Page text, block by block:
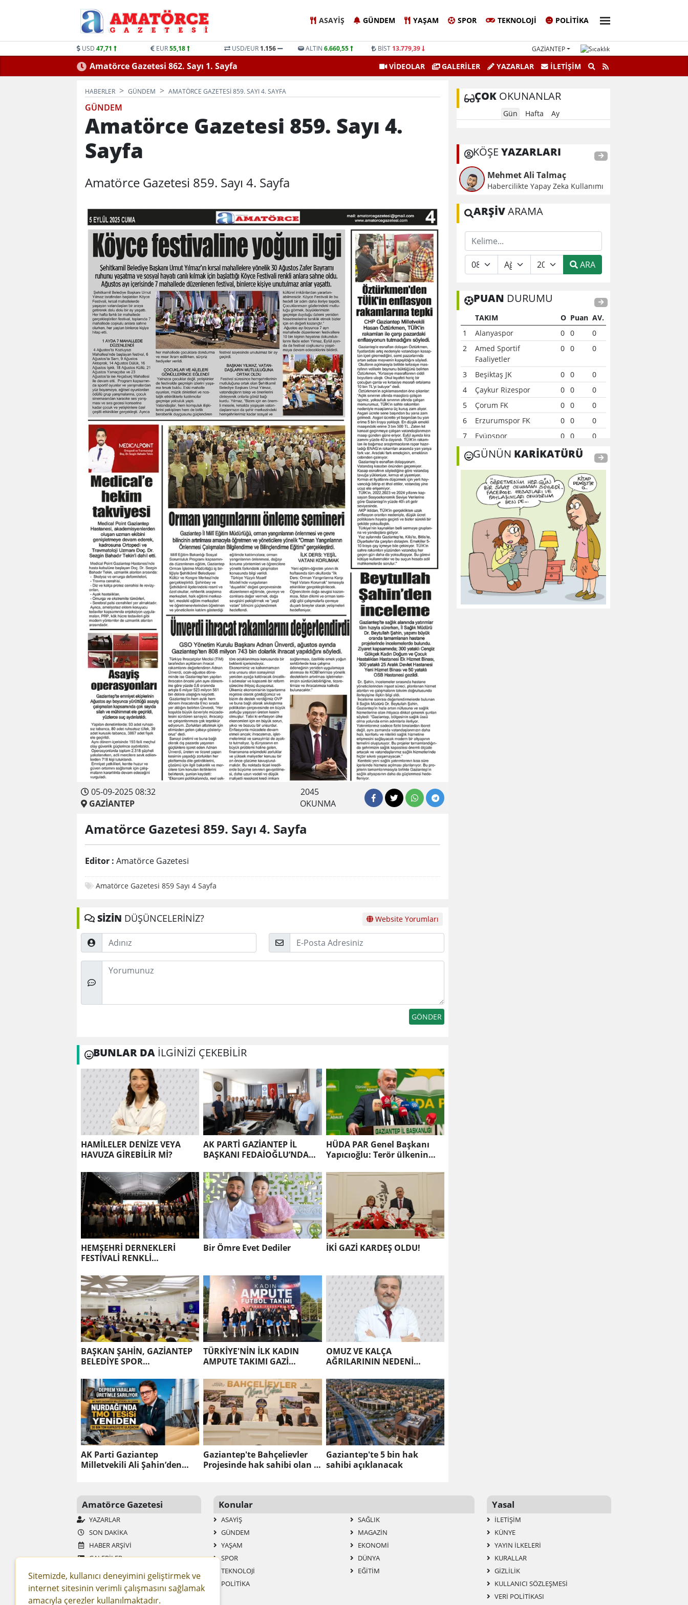
ASAYIŞ GÜNDEM YAŞAM SPOR TEKNOLOJI POLITIKA
USD 47,71 EUR55,18 USD/EUR 1.156 ALTIN 6.660,55 BİST 13.779,39 GAZIANTEP
Amatörce Gazetesi 862. Sayı 2. Sayfa Amatörce Gazetesi 862. Sayı 3. Sayfa Amatörce Gazetesi
VİDEOLAR GALERİLER YAZARLAR İLETIŞIM
HABERLER GÜNDEM AMATÖRCE GAZETESI 859. SAYI 4. SAYFA
GÜNDEM
Amatörce Gazetesi 859. Sayı 4.
Sayfa
Amatörce Gazetesi 859. Sayı 4. Sayfa
05-09-2025 08:32
GAZİANTEP
2045
OKUNMA
Amatörce Gazetesi 859. Sayı 4. Sayfa
Editor : Amatörce Gazetesi
Amatörce Gazetesi 859 Sayı 4 Sayfa
SİZİN DÜŞÜNCELERİNİZ? Website Yorumları
Adınız
Posta
Düşünceleriniz
BUNLAR DA İLGİNİZİ ÇEKEBİLİR
HAMİLELER DENİZE VEYA
HAVUZA GİREBİLİR Mİ?
AK PARTİ GAZİANTEP İL
BAŞKANI FEDAİOĞLU’NDAN
KURULUŞLARINA ZİYARET
HÜDA PAR Genel Başkanı
Yapıcıoğlu: Terör ülkenin
çıkmalı
HEMŞEHRİ DERNEKLERİ
FESTİVALİ RENKLİ
Bir Ömre Evet Dediler İKİ GAZİ KARDEŞ OLDU!
BAŞKAN ŞAHİN, GAZİANTEP
BELEDİYE SPOR
SPORCULARIYLA BİR ARAYA
GELDİ
TÜRKİYE'NİN İLK KADIN
AMPUTE TAKIMI GAZİ
OMUZ VE KALÇA
AĞRILARININ NEDENİ
OLABİLİR
AK Parti Gaziantep
Milletvekili Ali Şahin’den
Gaziantep'te Bahçelievler
Projesinde hak sahibi olan 5
Gaziantep'te 5 bin hak
sahibi açıklanacak
ÇOK OKUNANLAR
Gün Hafta Ay
KÖŞE YAZARLARI
Mehmet Ali Talmaç
Habercilikte Yapay Zeka Kullanımı
ARŞİVARAMA
ARA
PUAN DURUMU
TAKIM O Puan AV.
1
Alanyaspor 0 0
0
2
Amed Sportif
Faaliyetler
0 0 0
3 Beşiktaş JK 0 0
0
4
Çaykur Rizespor 0 0
0
5
Çorum FK 0 0
0
6
Erzurumspor FK 0 0
0
7
Eyüpspor 0 0
0
8
Fenerbahçe 0 0
0
Gaziantep FK 0 0
0
Gençlerbirliği 0 0
0
0
Başakşehir FK 0
0
Kasımpaşa
0
15
Kocaelispor 0 0
0
16
Konyaspor 0 0
0
17 Samsunspor
0
18 Trabzonspor 0 0 0
GÜNÜN KARİKATÜRÜ
Amatörce Gazetesi
YAZARLAR
SON DAKIKA
HABER ARŞIVI
GALERİLER
VİDEOLAR
ANKETLER
MOBIL SITE
Konular
ASAYIŞ
GÜNDEM
YAŞAM
SPOR
TEKNOLOJI
POLITIKA
SAĞLIK
MAGAZIN
EKONOMI
DÜNYA
EĞITIM
Yasal
İLETIŞIM
KÜNYE
YAYIN İLKELERI
KURALLAR
GIZLILIK
KULLANICI SÖZLEŞMESI
VERI POLITIKASI
Sitemizde, kullanıcı deneyimini geliştirmek ve
internet sitesinin verimli çalışmasını sağlamak
amacıyla çerezler kullanılmaktadır.